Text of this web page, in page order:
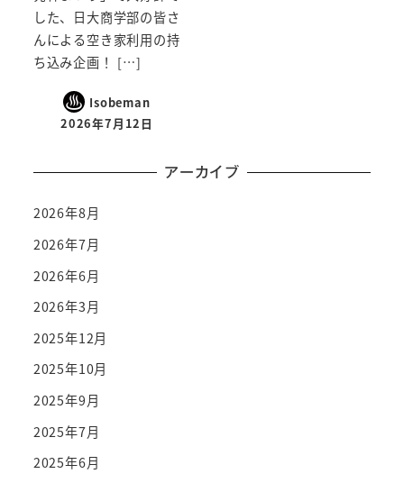
した、日大商学部の皆さ
んによる空き家利用の持
ち込み企画！ […]
Isobeman
2026年7月12日
アーカイブ
2026年8月
2026年7月
2026年6月
2026年3月
2025年12月
2025年10月
2025年9月
2025年7月
2025年6月